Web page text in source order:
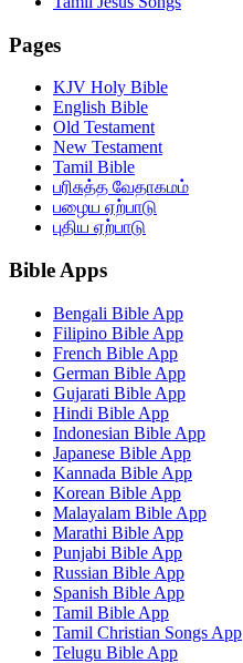
Pages
KJV Holy Bible
English Bible
Old Testament
New Testament
Tamil Bible
பரிசுத்த வேதாகமம்
பழைய ஏற்பாடு
புதிய ஏற்பாடு
Bible Apps
Bengali Bible App
Filipino Bible App
French Bible App
German Bible App
Gujarati Bible App
Hindi Bible App
Indonesian Bible App
Japanese Bible App
Kannada Bible App
Korean Bible App
Malayalam Bible App
Marathi Bible App
Punjabi Bible App
Russian Bible App
Spanish Bible App
Tamil Bible App
Tamil Christian Songs App
Telugu Bible App